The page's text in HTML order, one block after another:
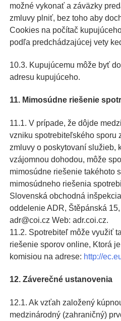
možné vykonať a záväzky
zmluvy plniť, bez toho aby
Cookies na počítač
podľa predchádzajúcej vety
10.3. Kupujúcemu môže byť
adresu kupujúceho.
11. Mimosúdne riešenie
11.1. V prípade, že dôjde
vzniku spotrebiteľského sporu
zmluvy o poskytovaní služieb,
vzájomnou dohodou, môže
mimosúdne riešenie takéhoto
mimosúdneho riešenia
Slovenská obchodná
oddelenie ADR, Štěpánská
adr@coi.cz Web: adr.coi.cz.
11.2. Spotrebiteľ môže využiť
riešenie sporov online, Ktorá
komisiou na adrese: http://
12. Záverečné ustanovenia
12.1. Ak vzťah založený
medzinárodný (zahraničný)